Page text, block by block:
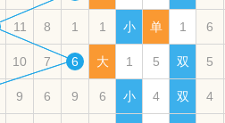
11 8 1 1 小 单 1 6
10 7 6 大 1 5 双 5
9 6 9 6 小 4 双 4